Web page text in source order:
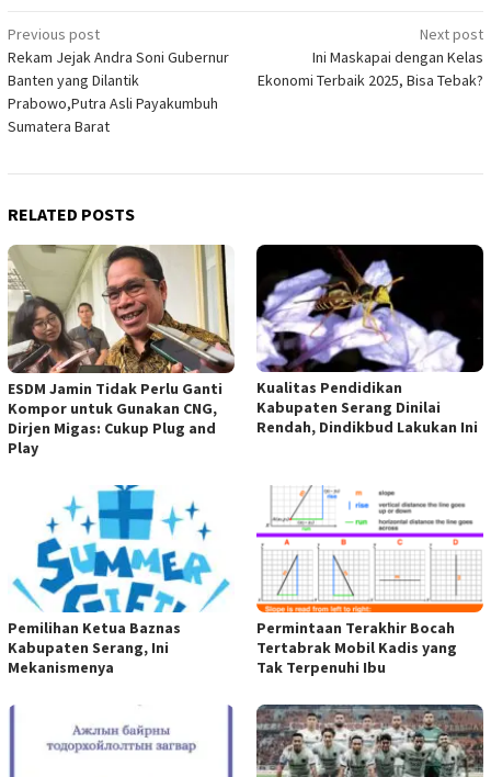
Post
navigation
Previous post
Rekam Jejak Andra Soni Gubernur
Banten yang Dilantik
Prabowo,Putra Asli Payakumbuh
Sumatera Barat
Next post
Ini Maskapai dengan Kelas
Ekonomi Terbaik 2025, Bisa Tebak?
RELATED POSTS
ESDM Jamin Tidak Perlu Ganti
Kompor untuk Gunakan CNG,
Dirjen Migas: Cukup Plug and
Play
Kualitas Pendidikan
Kabupaten Serang Dinilai
Rendah, Dindikbud Lakukan Ini
Pemilihan Ketua Baznas
Kabupaten Serang, Ini
Mekanismenya
Permintaan Terakhir Bocah
Tertabrak Mobil Kadis yang
Tak Terpenuhi Ibu